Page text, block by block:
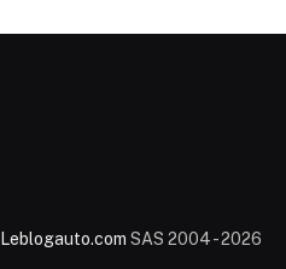
Leblogauto.com SAS 2004 - 2026